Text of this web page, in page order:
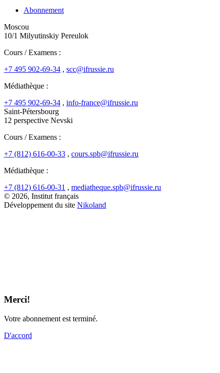
Abonnement
Moscou
10/1 Milyutinskiy Pereulok
Cours / Examens :
+7 495 902-69-34 , scc@ifrussie.ru
Médiathèque :
+7 495 902-69-34 , info-france@ifrussie.ru
Saint-Pétersbourg
12 perspective Nevski
Cours / Examens :
+7 (812) 616-00-33 , cours.spb@ifrussie.ru
Médiathèque :
+7 (812) 616-00-31 , mediatheque.spb@ifrussie.ru
© 2026, Institut français
Développement du site Nikoland
Merci!
Votre abonnement est terminé.
D'accord